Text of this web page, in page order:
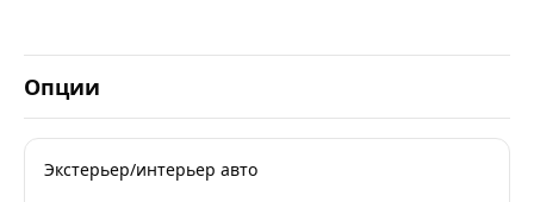
Опции
Экстерьер/интерьер авто